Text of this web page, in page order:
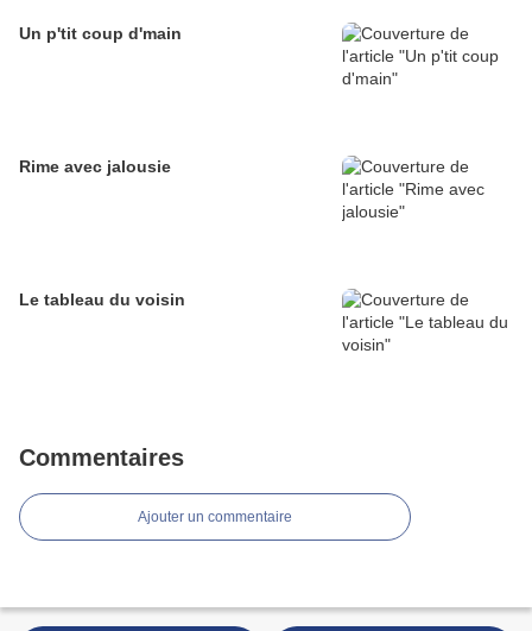
Un p'tit coup d'main
Rime avec jalousie
Le tableau du voisin
Commentaires
Ajouter un commentaire